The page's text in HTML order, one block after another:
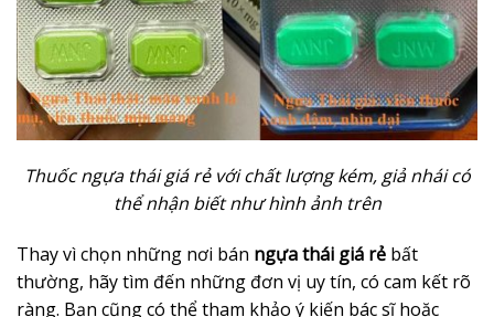
Thuốc ngựa thái giá rẻ với chất lượng kém, giả nhái có
thể nhận biết như hình ảnh trên
Thay vì chọn những nơi bán ngựa thái giá rẻ bất
thường, hãy tìm đến những đơn vị uy tín, có cam kết rõ
ràng. Bạn cũng có thể tham khảo ý kiến bác sĩ hoặc